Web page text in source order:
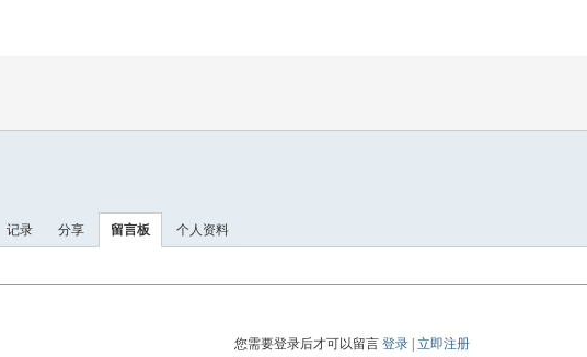
记录 分享 留言板 个人资料
您需要登录后才可以留言 登录| 立即注册